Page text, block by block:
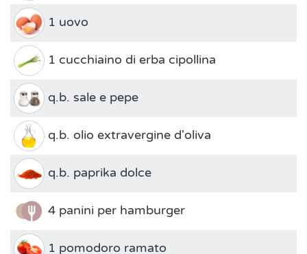
1 uovo
1 cucchiaino di erba cipollina
q.b. sale e pepe
q.b. olio extravergine d'oliva
q.b. paprika dolce
4 panini per hamburger
1 pomodoro ramato